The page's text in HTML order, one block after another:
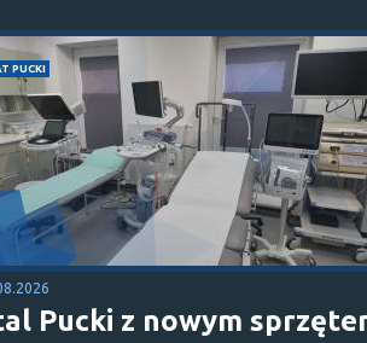
PUCKI
Pucki z nowym